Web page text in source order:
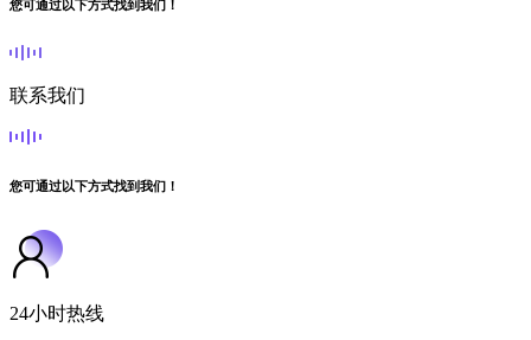
您可通过以下方式找到我们！
联系我们
您可通过以下方式找到我们！
24小时热线